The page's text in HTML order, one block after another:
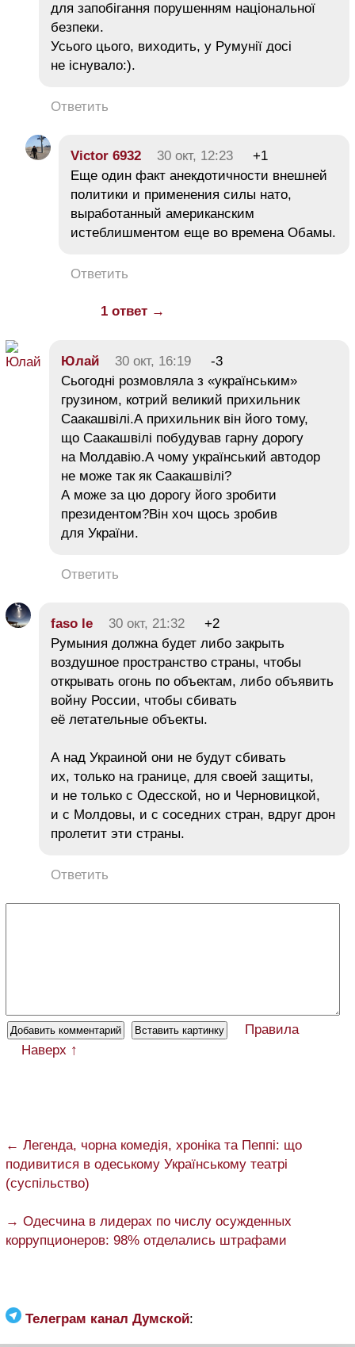
для запобігання порушенням національної
безпеки.
Усього цього, виходить, у Румунії досі
не існувало:).
Ответить
Victor 6932 30 окт, 12:23
+1
Еще один факт анекдотичности внешней
политики и применения силы нато,
выработанный американским
истеблишментом еще во времена Обамы.
Ответить
1 ответ →
Юлай 30 окт, 16:19
-3
Сьогодні розмовляла з «українським»
грузином, котрий великий прихильник
Саакашвілі.А прихильник він його тому,
що Саакашвілі побудував гарну дорогу
на Молдавію.А чому український автодор
не може так як Саакашвілі?
А може за цю дорогу його зробити
президентом?Він хоч щось зробив
для України.
Ответить
faso le 30 окт, 21:32
+2
Румыния должна будет либо закрыть
воздушное пространство страны, чтобы
открывать огонь по объектам, либо объявить
войну России, чтобы сбивать
её летательные объекты.
А над Украиной они не будут сбивать
их, только на границе, для своей защиты,
и не только с Одесской, но и Черновицкой,
и с Молдовы, и с соседних стран, вдруг дрон
пролетит эти страны.
Ответить
Правила
Наверх ↑
← Легенда, чорна комедія, хроніка та Пеппі: що
подивитися в одеському Українському театрі
(суспільство)
→ Одесчина в лидерах по числу осужденных
коррупционеров: 98% отделались штрафами
Телеграм канал Думской: